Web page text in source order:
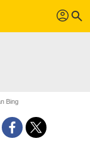
profil search
Bing